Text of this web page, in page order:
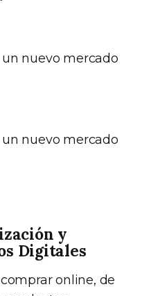
nuevo mercado
nuevo mercado
y
Digitales
online, de